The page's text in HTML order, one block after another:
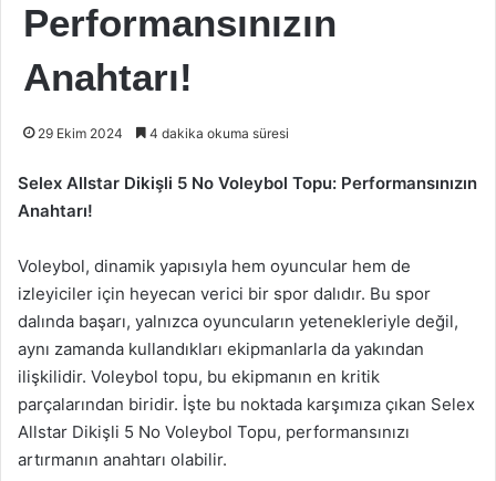
Performansınızın
Anahtarı!
29 Ekim 2024 4 dakika okuma süresi
Selex Allstar Dikişli 5 No Voleybol Topu: Performansınızın
Anahtarı!
Voleybol, dinamik yapısıyla hem oyuncular hem de
izleyiciler için heyecan verici bir spor dalıdır. Bu spor
dalında başarı, yalnızca oyuncuların yetenekleriyle değil,
aynı zamanda kullandıkları ekipmanlarla da yakından
ilişkilidir. Voleybol topu, bu ekipmanın en kritik
parçalarından biridir. İşte bu noktada karşımıza çıkan Selex
Allstar Dikişli 5 No Voleybol Topu, performansınızı
artırmanın anahtarı olabilir.